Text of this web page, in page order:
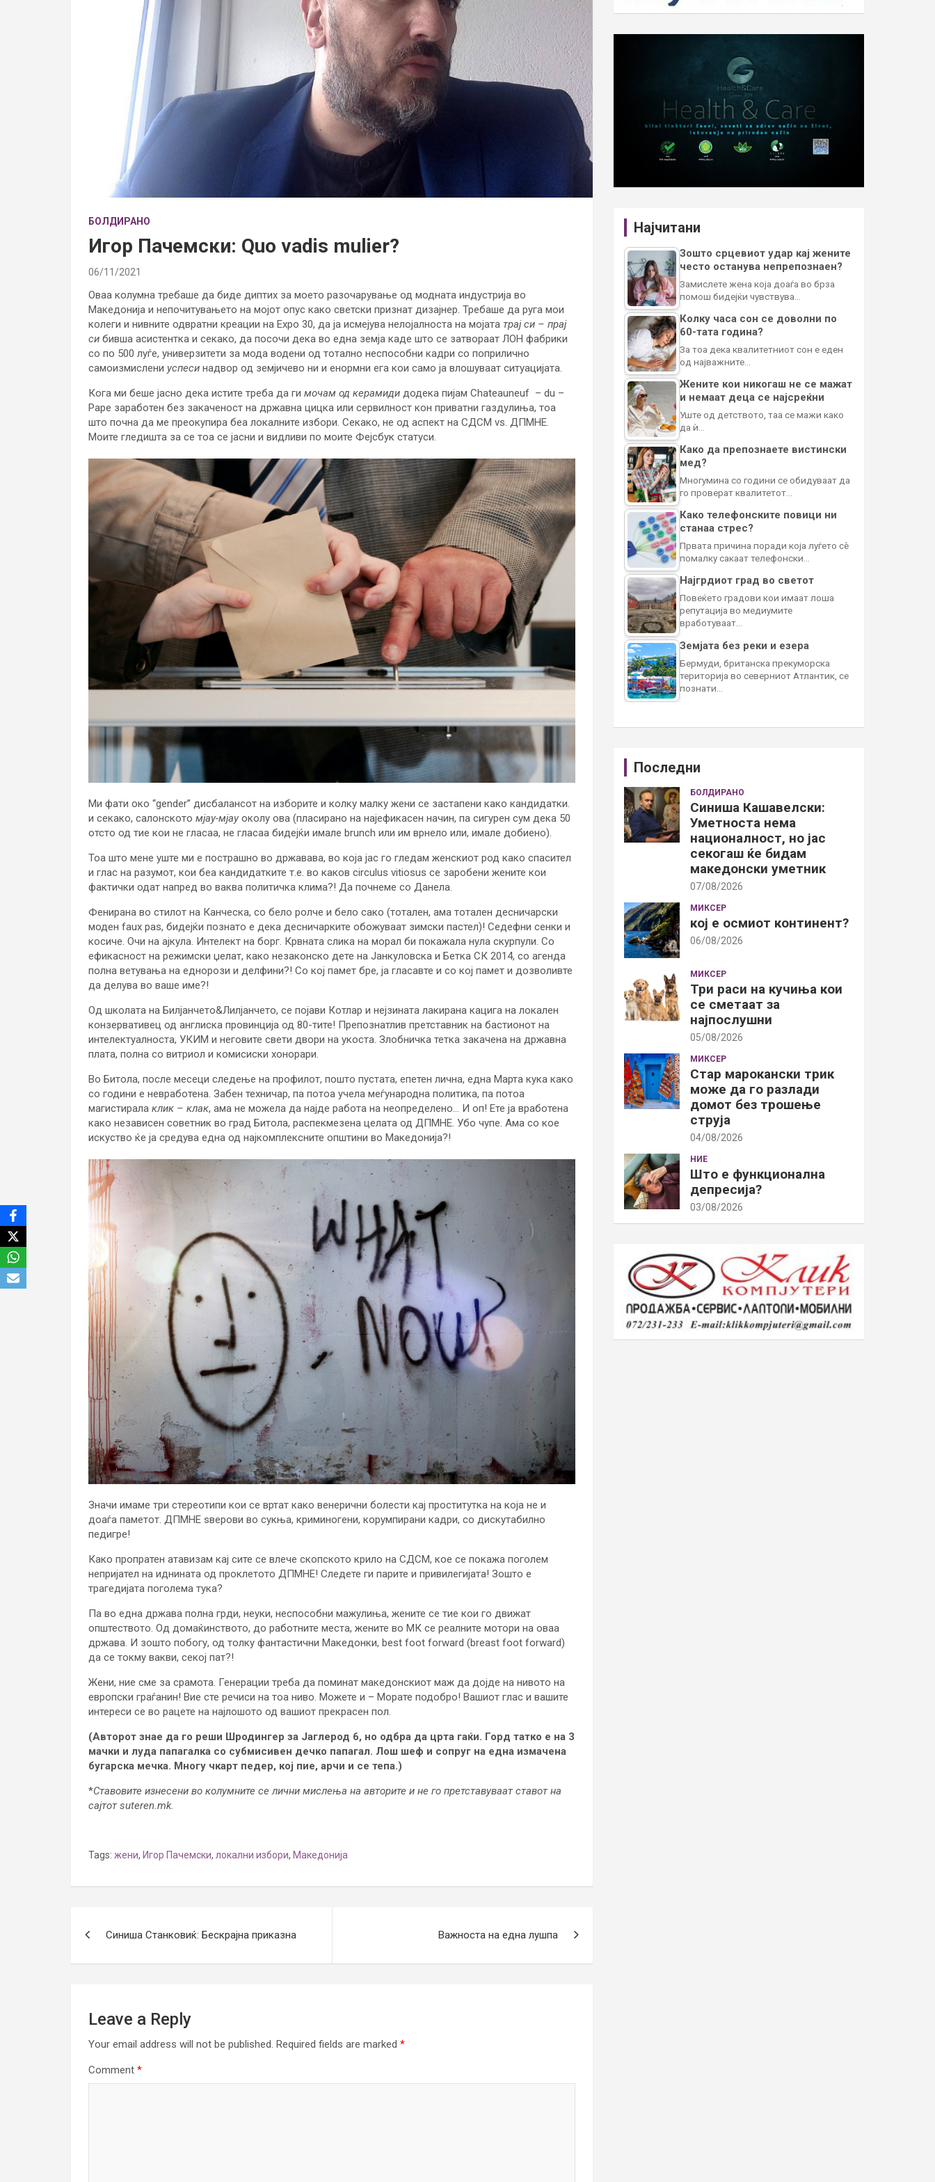
БОЛДИРАНО
Игор Пачемски: Quo vadis mulier?
06/11/2021
Оваа колумна требаше да биде диптих за моето разочарување од модната индустрија во
Македонија и непочитувањето на мојот опус како светски признат дизајнер. Требаше да руга мои
колеги и нивните одвратни креации на Expo 30, да ја исмејува нелојалноста на мојата трај си – прај
си бивша асистентка и секако, да посочи дека во една земја каде што се затвораат ЛОН фабрики
со по 500 луѓе, универзитети за мода водени од тотално неспособни кадри со поприлично
самоизмислени успеси надвор од земјичево ни и енормни ега кои само ја влошуваат ситуацијата.
Кога ми беше јасно дека истите треба да ги мочам од керамиди додека пијам Chateauneuf – du –
Pape заработен без закаченост на државна цицка или сервилност кон приватни газдулиња, тоа
што почна да ме преокупира беа локалните избори. Секако, не од аспект на СДСМ vs. ДПМНЕ.
Моите гледишта за се тоа се јасни и видливи по моите Фејсбук статуси.
Ми фати око “gender” дисбалансот на изборите и колку малку жени се застапени како кандидатки.
и секако, салонското мјау-мјау околу ова (пласирано на најефикасен начин, па сигурен сум дека 50
отсто од тие кои не гласаа, не гласаа бидејќи имале brunch или им врнело или, имале добиено).
Тоа што мене уште ми е пострашно во државава, во која јас го гледам женскиот род како спасител
и глас на разумот, кои беа кандидатките т.е. во каков circulus vitiosus се заробени жените кои
фактички одат напред во ваква политичка клима?! Да почнеме со Данела.
Фенирана во стилот на Канческа, со бело ролче и бело сако (тотален, ама тотален десничарски
моден faux pas, бидејќи познато е дека десничарките обожуваат зимски пастел)! Седефни сенки и
косиче. Очи на ајкула. Интелект на борг. Крвната слика на морал би покажала нула скурпули. Со
ефикасност на режимски џелат, како незаконско дете на Јанкуловска и Бетка СК 2014, со агенда
полна ветувања на еднорози и делфини?! Со кој памет бре, ја гласавте и со кој памет и дозволивте
да делува во ваше име?!
Од школата на Билјанчето&Лилјанчето, се појави Котлар и нејзината лакирана кацига на локален
конзервативец од англиска провинција од 80-тите! Препознатлив претставник на бастионот на
интелектуалноста, УКИМ и неговите свети двори на укоста. Злобничка тетка закачена на државна
плата, полна со витриол и комисиски хонорари.
Во Битола, после месеци следење на профилот, пошто пустата, епетен лична, една Марта кука како
со години е невработена. Забен техничар, па потоа учела меѓународна политика, па потоа
магистирала клик – клак, ама не можела да најде работа на неопределено… И оп! Ете ја вработена
како независен советник во град Битола, распекмезена целата од ДПМНЕ. Убо чупе. Ама со кое
искуство ќе ја средува една од најкомплексните општини во Македонија?!
Значи имаме три стереотипи кои се вртат како венерични болести кај проститутка на која не и
доаѓа паметот. ДПМНЕ ѕверови во сукња, криминогени, корумпирани кадри, со дискутабилно
педигре!
Како пропратен атавизам кај сите се влече скопското крило на СДСМ, кое се покажа поголем
непријател на иднината од проклетото ДПМНЕ! Следете ги парите и привилегијата! Зошто е
трагедијата поголема тука?
Па во една држава полна грди, неуки, неспособни мажулиња, жените се тие кои го движат
општеството. Од домаќинството, до работните места, жените во МК се реалните мотори на оваа
држава. И зошто побогу, од толку фантастични Македонки, best foot forward (breast foot forward)
да се токму вакви, секој пат?!
Жени, ние сме за срамота. Генерации треба да поминат македонскиот маж да дојде на нивото на
европски граѓанин! Вие сте речиси на тоа ниво. Можете и – Морате подобро! Вашиот глас и вашите
интереси се во рацете на најлошото од вашиот прекрасен пол.
(Авторот знае да го реши Шродингер за Јаглерод 6, но одбра да црта гаќи. Горд татко е на 3
мачки и луда папагалка со субмисивен дечко папагал. Лош шеф и сопруг на една измачена
бугарска мечка. Многу чкарт педер, кој пие, арчи и се тепа.)
*Ставовите изнесени во колумните се лични мислења на авторите и не го претставуваат ставот на
сајтот suteren.mk.
Tags: жени, Игор Пачемски, локални избори, Македонија
Синиша Станковиќ: Бескрајна приказна Важноста на една лушпа
Leave a Reply
Your email address will not be published. Required fields are marked *
Comment *
Најчитани
Зошто срцевиот удар кај жените
често останува непрепознаен?
Замислете жена која доаѓа во брза
помош бидејќи чувствува…
Колку часа сон се доволни по
60-тата година?
За тоа дека квалитетниот сон е еден
од најважните…
Жените кои никогаш не се мажат
и немаат деца се најсреќни
Уште од детството, таа се мажи како
да ѝ…
Како да препознаете вистински
мед?
Многумина со години се обидуваат да
го проверат квалитетот…
Како телефонските повици ни
станаа стрес?
Првата причина поради која луѓето сè
помалку сакаат телефонски…
Најгрдиот град во светот
Повеќето градови кои имаат лоша
репутација во медиумите
вработуваат…
Земјата без реки и езера
Бермуди, британска прекуморска
територија во северниот Атлантик, се
познати…
Последни
БОЛДИРАНО
Синиша Кашавелски:
Уметноста нема
националност, но јас
секогаш ќе бидам
македонски уметник
07/08/2026
МИКСЕР
кој е осмиот континент?
06/08/2026
МИКСЕР
Три раси на кучиња кои
се сметаат за
најпослушни
05/08/2026
МИКСЕР
Стар марокански трик
може да го разлади
домот без трошење
струја
04/08/2026
НИЕ
Што е функционална
депресија?
03/08/2026